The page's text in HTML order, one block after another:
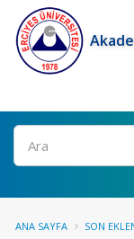
Ara
ANA SAYFA SON